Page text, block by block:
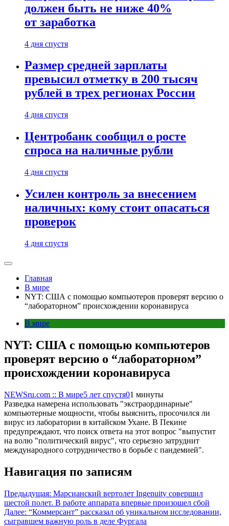
должен быть не ниже 40%
от заработка
4 дня спустя
Размер средней зарплаты
превысил отметку в 200 тысяч
рублей в трех регионах России
4 дня спустя
Центробанк сообщил о росте
спроса на наличные рубли
4 дня спустя
Усилен контроль за внесением
наличных: кому стоит опасаться
проверок
4 дня спустя
Главная
В мире
NYT: США с помощью компьютеров проверят версию о
“лабораторном” происхождении коронавируса
В мире
NYT: США с помощью компьютеров
проверят версию о “лабораторном”
происхождении коронавируса
NEWSru.com :: В мире5 лет спустя01 минуты
Разведка намерена использовать "экстраординарные"
компьютерные мощности, чтобы выяснить, просочился ли
вирус из лаборатории в китайском Ухане. В Пекине
предупреждают, что поиск ответа на этот вопрос "выпустит
на волю "политический вирус", что серьезно затруднит
международного сотрудничество в борьбе с пандемией".
Навигация по записям
Предыдущая: Марсианский вертолет Ingenuity совершил
шестой полет. В работе аппарата впервые произошел сбой
Далее: “Коммерсант” рассказал об уникальном исследовании,
сыгравшем важную роль в деле Фургала